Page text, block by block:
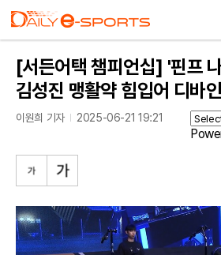
[서든어택 챔피언십] '핀프
김성진 맹활약 힘입어 디바
이원희 기자 2025-06-21 19:21